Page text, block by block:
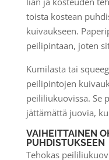
toista kostean
kuivaukseen.
peilipintaan, joten
Kumilasta tai
peilipintojen
peililiukuovissa. Se
jättämättä juovia,
VAIHEITTAINEN
PUHDISTUKSEEN
Tehokas